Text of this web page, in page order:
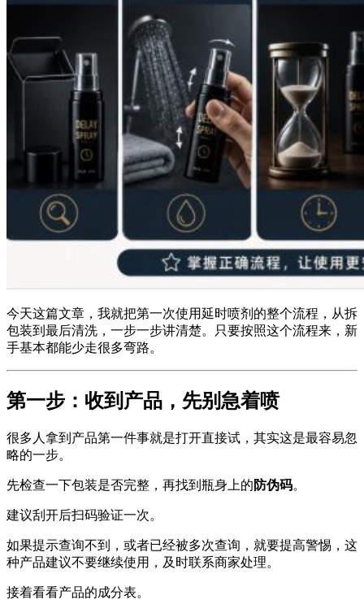
今天这篇文章，我就把第一次使用延时喷剂的整个流程，从拆
包装到最后清洗，一步一步讲清楚。只要按照这个流程来，新
手基本都能少走很多弯路。
第一步：收到产品，先别急着喷
很多人拿到产品第一件事就是打开直接试，其实这是最容易忽
略的一步。
先检查一下包装是否完整，再找到瓶身上的 防伪码。
建议刮开后扫码验证一次。
如果提示查询不到，或者已经被多次查询，就要提高警惕，这
种产品建议不要继续使用，及时联系商家处理。
接着看看产品的成分表。